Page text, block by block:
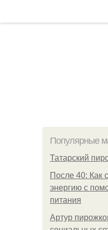
Популярные
Татарский
После 40: Как
энергию с
питания
Артур